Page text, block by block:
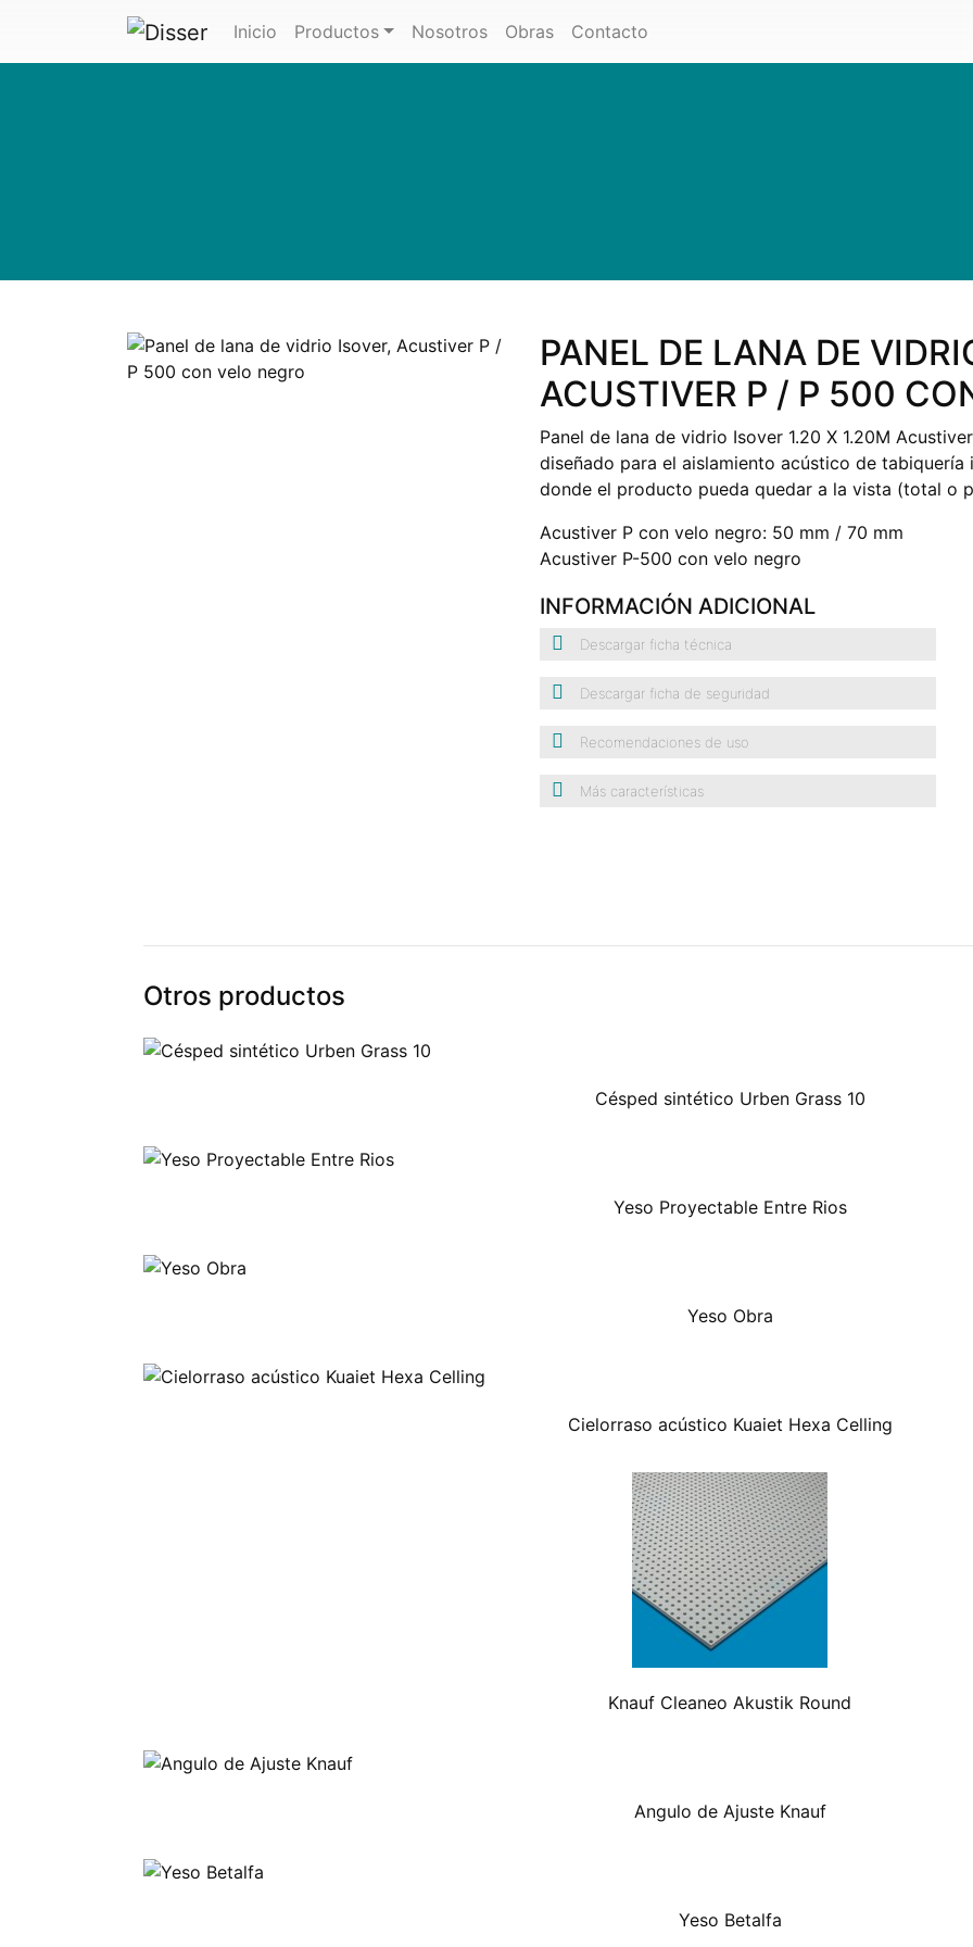
Inicio (actual)
Productos Nosotros Obras Contacto
PANEL DE LANA DE
ACUSTIVER P / P 500
Panel de lana de vidrio Isover 1.20 X 1.20M
diseñado para el aislamiento acústico de
donde el producto pueda quedar a la vista (total o
Acustiver P con velo negro: 50 mm / 70 mm
Acustiver P-500 con velo negro
INFORMACIÓN ADICIONAL
Descargar ficha técnica
Descargar ficha de seguridad
Recomendaciones de uso
Más características
Otros productos
Césped sintético Urben Grass 10
Yeso Proyectable Entre Rios
Yeso Obra
Cielorraso acústico Kuaiet Hexa Celling
Knauf Cleaneo Akustik Round
Angulo de Ajuste Knauf
Yeso Betalfa